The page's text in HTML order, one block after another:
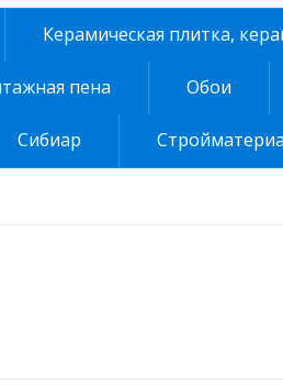
Керамическая плитка,
пена Обои
Сибиар